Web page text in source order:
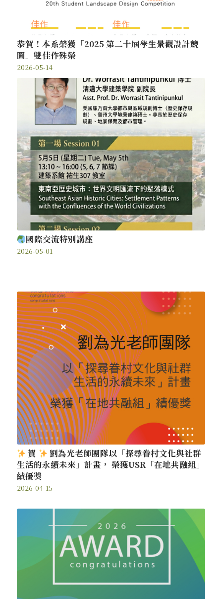
恭賀！本系榮獲「2025 第二十屆學生景觀設計競
圖」雙佳作殊榮
2026-05-14
國際交流特別講座
2026-05-01
賀
劉為光老師團隊以「探尋眷村文化與社群
生活的永續未來」計畫， 榮獲USR「在地共融組」
績優獎
2026-04-15